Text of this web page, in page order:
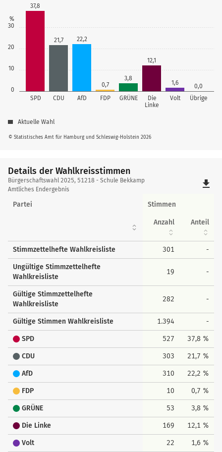
0
10
20
30
%
SPD CDU AfD FDP GRÜNE
Die
Linke
Volt Übrige
37,8
21,7 22,2
0,7
3,8
12,1
1,6 0,0
© Statistisches Amt für Hamburg und Schleswig-Holstein 2026
Aktuelle Wahl
Details der Wahlkreisstimmen
Details
der
Wahlkreisstimmen
Bürgerschaftswahl 2025, 51218 - Schule Bekkamp
Amtliches Endergebnis
file_download
Partei Stimmen
Anzahl Anteil
Stimmzettelhefte Wahlkreisliste 301 -
Ungültige Stimmzettelhefte
Wahlkreisliste
19 -
Gültige Stimmzettelhefte
Wahlkreisliste
282 -
Gültige Stimmen Wahlkreisliste 1.394 -
SPD 527 37,8 %
CDU 303 21,7 %
AfD 310 22,2 %
FDP 10 0,7 %
GRÜNE 53 3,8 %
Die Linke 169 12,1 %
Volt 22 1,6 %